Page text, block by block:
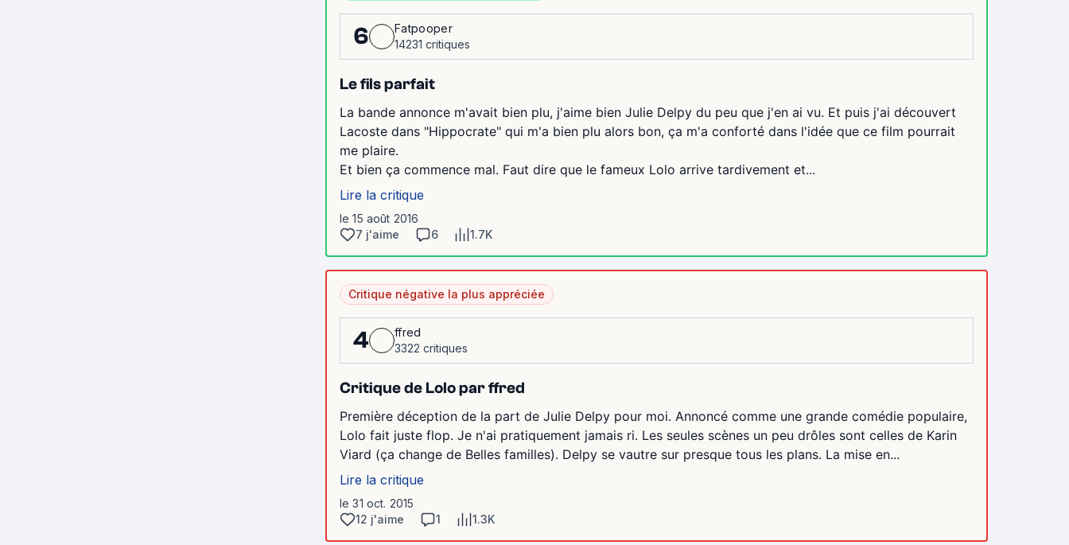
6
Fatpooper
14231 critiques
Le fils parfait
La bande annonce m'avait bien plu, j'aime bien Julie Delpy du peu que j'en ai vu. Et puis j'ai découvert
Lacoste dans "Hippocrate" qui m'a bien plu alors bon, ça m'a conforté dans l'idée que ce film pourrait
me plaire.
Et bien ça commence mal. Faut dire que le fameux Lolo arrive tardivement et...
Lire la critique
le 15 août 2016
7 j'aime
6 1.7K
Critique négative la plus appréciée
4
ffred
3322 critiques
Critique de Lolo par ffred
Première déception de la part de Julie Delpy pour moi. Annoncé comme une grande comédie populaire,
Lolo fait juste flop. Je n'ai pratiquement jamais ri. Les seules scènes un peu drôles sont celles de Karin
Viard (ça change de Belles familles). Delpy se vautre sur presque tous les plans. La mise en...
Lire la critique
le 31 oct. 2015
12 j'aime
1 1.3K